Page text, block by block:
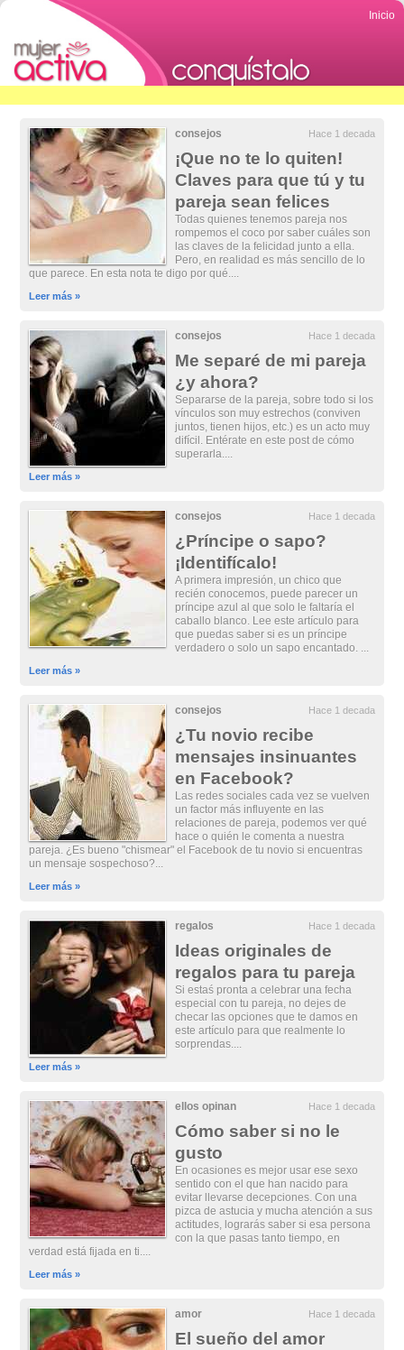
Inicio
consejos Hace 1 decada
¡Que no te lo quiten!
Claves para que tú y tu
pareja sean felices
Todas quienes tenemos pareja nos
rompemos el coco por saber cuáles son
las claves de la felicidad junto a ella.
Pero, en realidad es más sencillo de lo
que parece. En esta nota te digo por qué....
Leer más »
consejos Hace 1 decada
Me separé de mi pareja
¿y ahora?
Separarse de la pareja, sobre todo si los
vínculos son muy estrechos (conviven
juntos, tienen hijos, etc.) es un acto muy
difícil. Entérate en este post de cómo
superarla....
Leer más »
consejos Hace 1 decada
¿Príncipe o sapo?
¡Identifícalo!
A primera impresión, un chico que
recién conocemos, puede parecer un
príncipe azul al que solo le faltaría el
caballo blanco. Lee este artículo para
que puedas saber si es un príncipe
verdadero o solo un sapo encantado. ...
Leer más »
consejos Hace 1 decada
¿Tu novio recibe
mensajes insinuantes
en Facebook?
Las redes sociales cada vez se vuelven
un factor más influyente en las
relaciones de pareja, podemos ver qué
hace o quién le comenta a nuestra
pareja. ¿Es bueno "chismear" el Facebook de tu novio si encuentras
un mensaje sospechoso?...
Leer más »
regalos Hace 1 decada
Ideas originales de
regalos para tu pareja
Si estaś pronta a celebrar una fecha
especial con tu pareja, no dejes de
checar las opciones que te damos en
este artículo para que realmente lo
sorprendas....
Leer más »
ellos opinan Hace 1 decada
Cómo saber si no le
gusto
En ocasiones es mejor usar ese sexo
sentido con el que han nacido para
evitar llevarse decepciones. Con una
pizca de astucia y mucha atención a sus
actitudes, lograrás saber si esa persona
con la que pasas tanto tiempo, en
verdad está fijada en ti....
Leer más »
amor Hace 1 decada
El sueño del amor